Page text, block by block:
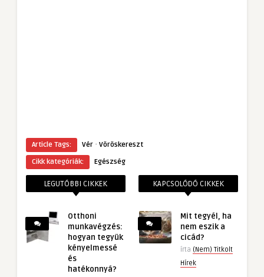
Article Tags: Vér · Vöröskereszt
Cikk kategóriák:
Egészség
LEGUTÓBBI CIKKEK
Otthoni
munkavégzés:
hogyan tegyük
kényelmessé
és
hatékonnyá?
KAPCSOLÓDÓ CIKKEK
Mit tegyél, ha
nem eszik a
cicád?
írta (Nem) Titkolt
Hírek